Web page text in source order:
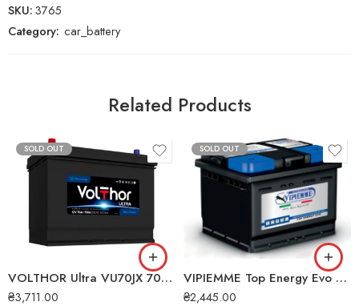
SKU:3765
Category: car_battery
Related Products
SOLD OUT
VOLTHOR Ultra VU70JX 70Ah +L EN700A 12V (57024 SMF) Автомобільний акумулятор
₴3,711.00
SOLD OUT
VIPIEMME Top Energy Evo 60Ah +R EN580A 12V (B040C) Автомобільний акумулятор
₴2,445.00